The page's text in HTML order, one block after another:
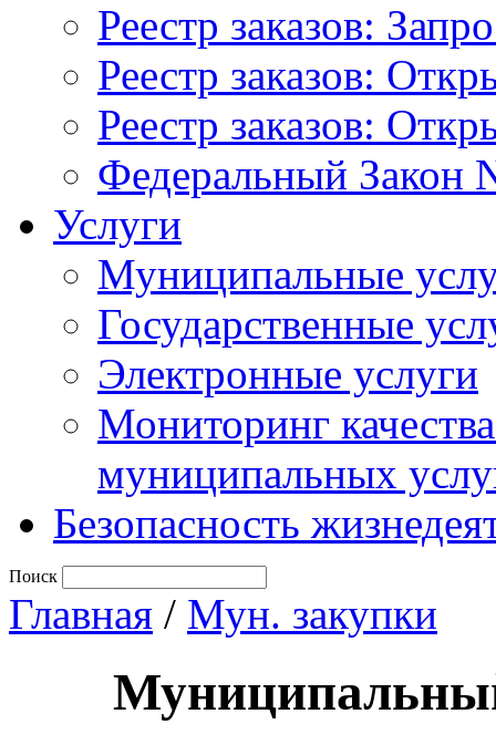
Реестр заказов:
Реестр заказов:
Реестр заказов:
Федеральный Закон
Услуги
Муниципальные
Государственные
Электронные услуги
Мониторинг
муниципальных
Безопасность
Поиск
Главная / Мун. закупки